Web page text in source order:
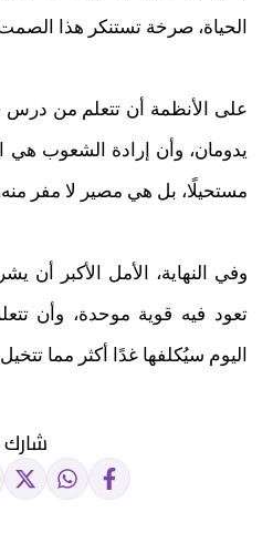
الحياة، صرخة تستنكر هذا
على الأنظمة أن تتعلم من درس
يدومان، وأن إرادة الشعوب هي
مستحيلًا، بل هي مصير لا مفر
وفي النهاية، الأمل الأكبر أن
تعود فيه قوية موحدة، وأن
اليوم سيُكلفها غدًا أكثر مما
شارك